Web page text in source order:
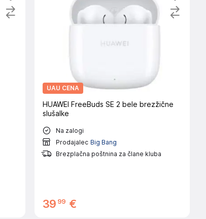
UAU CENA
HUAWEI FreeBuds SE 2 bele brezžične
slušalke
Na zalogi
Prodajalec Big Bang
Brezplačna poštnina za člane kluba
39 99 €